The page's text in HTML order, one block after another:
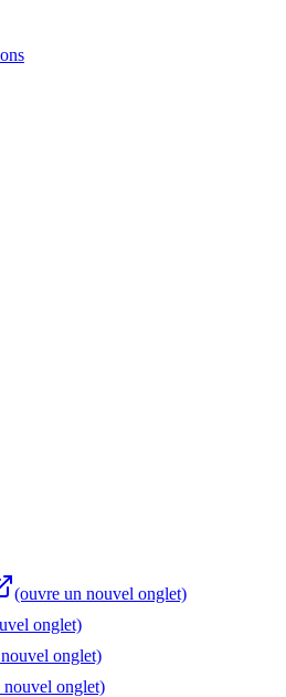
(ouvre un nouvel onglet)
onglet)
onglet)
nouvel onglet)